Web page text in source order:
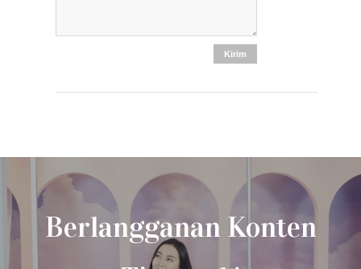
Berlangganan Konten